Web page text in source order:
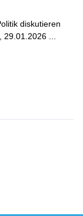
diskutieren
29.01.2026